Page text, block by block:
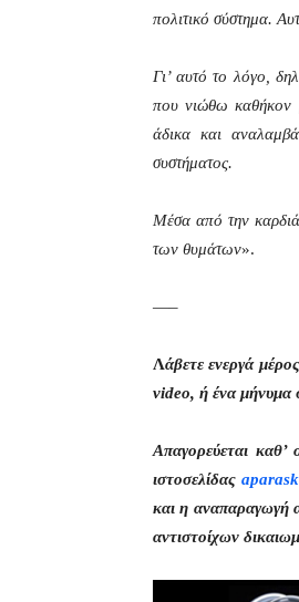
πολιτικό σύστημα.
Γι’ αυτό το λόγο,
που νιώθω καθήκον
άδικα και
συστήματος.
Μέσα από την
των θυμάτων».
—–
Λάβετε ενεργά
video, ή ένα μήνυμα
Απαγορεύεται
ιστοσελίδας
και η αναπαραγωγή
αντιστοίχων